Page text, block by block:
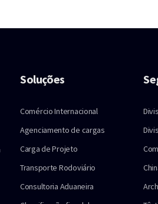
Soluções
Comércio Internacional
Agenciamento de cargas
Carga de Projeto
Transporte Rodoviário
Consultoria Aduaneira